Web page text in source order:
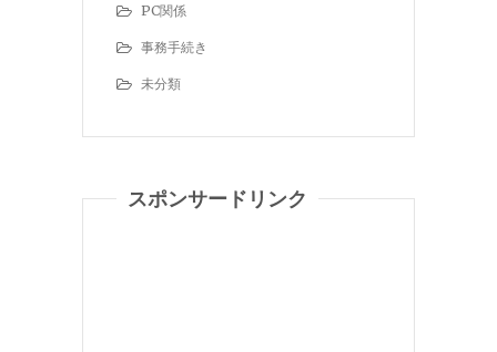
PC関係
事務手続き
未分類
スポンサードリンク